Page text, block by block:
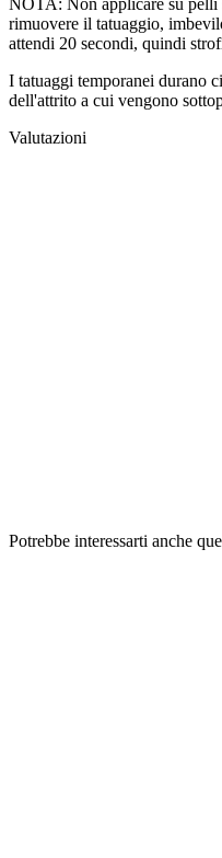
rimuovere il tatuaggio,
attendi 20 secondi, quindi
I tatuaggi temporanei durano
dell'attrito a cui vengono
Valutazioni
Potrebbe interessarti anche